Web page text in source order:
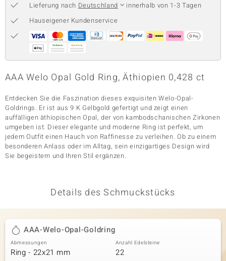
Classics
Lieferung nach Deutschland
innerhalb von 1-3 Tagen
Hauseigener Kundenservice
AAA Welo Opal Gold Ring, Äthiopien 0,428 ct
Entdecken Sie die Faszination dieses exquisiten Welo-Opal-
Goldrings. Er ist aus 9 K Gelbgold gefertigt und zeigt einen
auffälligen äthiopischen Opal, der von kambodschanischen Zirkonen
umgeben ist. Dieser elegante und moderne Ring ist perfekt, um
jedem Outfit einen Hauch von Raffinesse zu verleihen. Ob zu einem
besonderen Anlass oder im Alltag, sein einzigartiges Design wird
Sie begeistern und Ihren Stil ergänzen.
Details des Schmuckstücks
AAA-Welo-Opal-Goldring
Abmessungen
Ring - 22x21 mm
Anzahl Edelsteine
22